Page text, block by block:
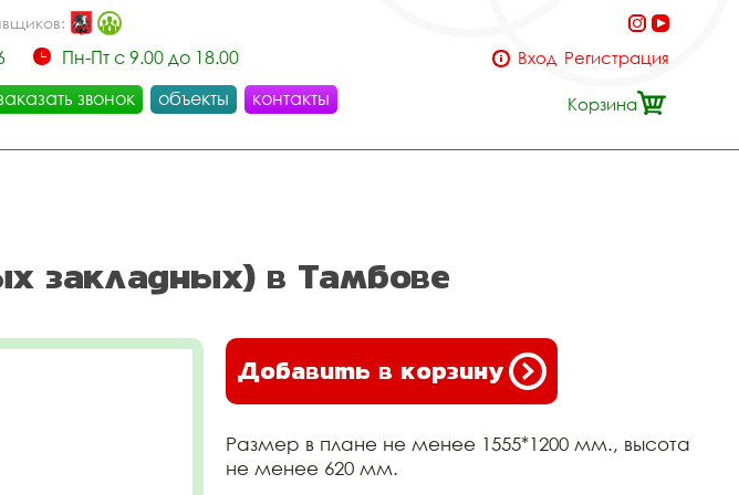
Пн-Пт с 9.00 до 18.00
звонок объекты контакты
Вход Регистрация
Корзина
закладных) в Тамбове
Добавить в корзину
Размер в плане не менее 1555*1200 мм., высота
не менее 620 мм.